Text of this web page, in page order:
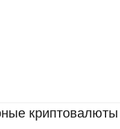
криптовалюты